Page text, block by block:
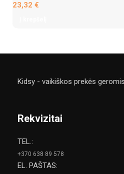
23,32 €
Kidsy - vaikiškos prekės
Rekvizitai
TEL.:
+370 638 89 578
EL. PAŠTAS: